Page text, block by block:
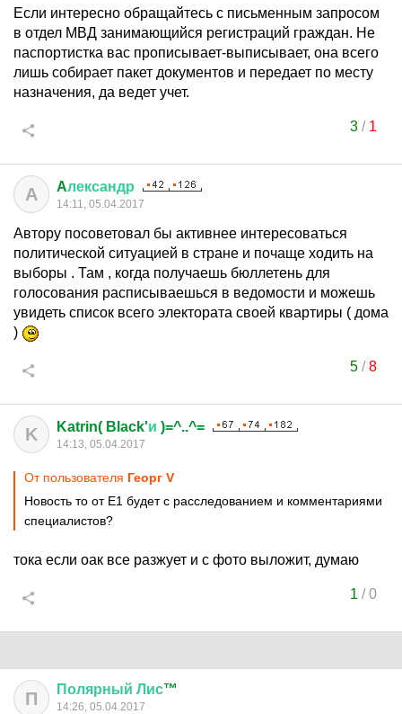
Если интересно обращайтесь с письменным запросом
в отдел МВД занимающийся регистраций граждан. Не
паспортистка вас прописывает-выписывает, она всего
лишь собирает пакет документов и передает по месту
назначения, да ведет учет.
3/ 1
A Aлександр
14:11, 05.04.2017
Автору посоветовал бы активнее интересоваться
политической ситуацией в стране и почаще ходить на
выборы . Там , когда получаешь бюллетень для
голосования расписываешься в ведомости и можешь
увидеть список всего электората своей квартиры ( дома
)
5/8
K Katrin( Black'и )=^..^=
14:13, 05.04.2017
От пользователя Георг V
Новость то от Е1 будет с расследованием и комментариями
специалистов?
тока если оак все разжует и с фото выложит, думаю
1 /0
П Полярный Лис™
14:26, 05.04.2017